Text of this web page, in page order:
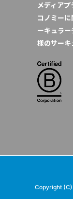
メディア
コノミー
ーキュラ
様のサーキ
Copyright